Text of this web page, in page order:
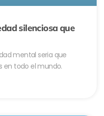
silenciosa que
mental seria que
en todo el mundo.